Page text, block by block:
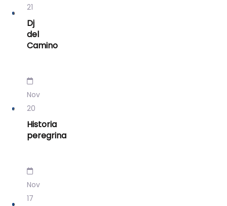
21
Dj
del
Camino
Nov
20
Historia
peregrina
Nov
17